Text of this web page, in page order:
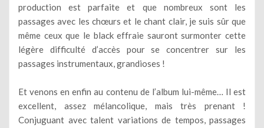
production est parfaite et que nombreux sont les
passages avec les chœurs et le chant clair, je suis sûr que
même ceux que le black effraie sauront surmonter cette
légère difficulté d’accès pour se concentrer sur les
passages instrumentaux, grandioses !
Et venons en enfin au contenu de l’album lui-même… Il est
excellent, assez mélancolique, mais très prenant !
Conjuguant avec talent variations de tempos, passages